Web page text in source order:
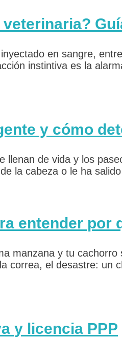
en sangre,
instintiva es la
y cómo
de vida y los
la cabeza o le ha
entender
manzana y tu
correa, el desastre: un
y licencia PPP